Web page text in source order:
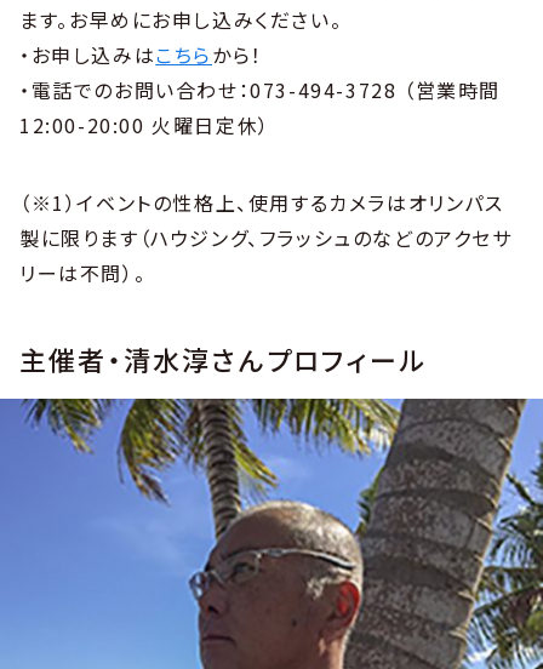
ます。お早めにお申し込みください。
・お申し込みはこちらから！
・電話でのお問い合わせ：073-494-3728 （営業時間
12:00-20:00 火曜日定休）
（※1）イベントの性格上、使用するカメラはオリンパス
製に限ります（ハウジング、フラッシュのなどのアクセサ
リーは不問）。
主催者・清水淳さんプロフィール